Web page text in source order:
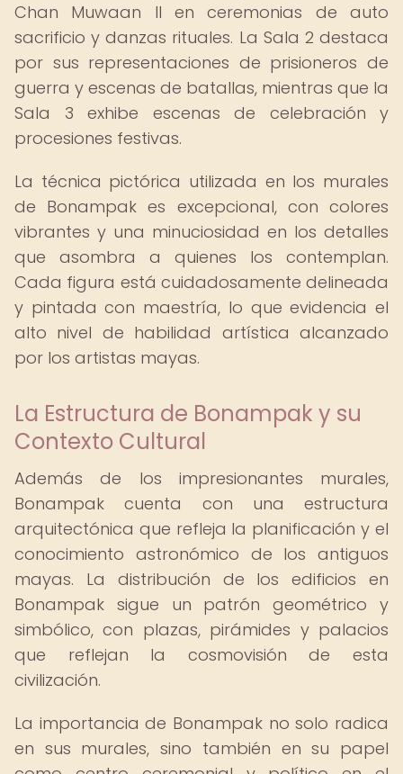
Chan Muwaan II en ceremonias de auto
sacrificio y danzas rituales. La Sala 2 destaca
por sus representaciones de prisioneros de
guerra y escenas de batallas, mientras que la
Sala 3 exhibe escenas de celebración y
procesiones festivas.
La técnica pictórica utilizada en los murales
de Bonampak es excepcional, con colores
vibrantes y una minuciosidad en los detalles
que asombra a quienes los contemplan.
Cada figura está cuidadosamente delineada
y pintada con maestría, lo que evidencia el
alto nivel de habilidad artística alcanzado
por los artistas mayas.
La Estructura de Bonampak y su
Contexto Cultural
Además de los impresionantes murales,
Bonampak cuenta con una estructura
arquitectónica que refleja la planificación y el
conocimiento astronómico de los antiguos
mayas. La distribución de los edificios en
Bonampak sigue un patrón geométrico y
simbólico, con plazas, pirámides y palacios
que reflejan la cosmovisión de esta
civilización.
La importancia de Bonampak no solo radica
en sus murales, sino también en su papel